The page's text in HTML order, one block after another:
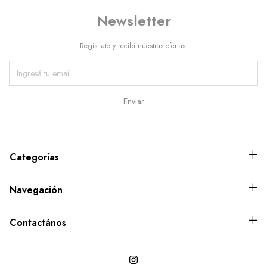
Newsletter
Registrate y recibí nuestras ofertas.
Categorías
Navegación
Contactános